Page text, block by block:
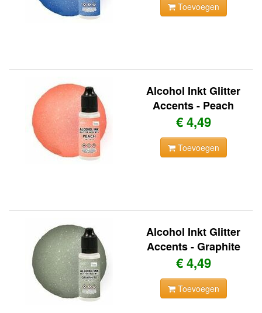
Toevoegen
Alcohol Inkt Glitter
Accents - Peach
€ 4,49
Toevoegen
Alcohol Inkt Glitter
Accents - Graphite
€ 4,49
Toevoegen